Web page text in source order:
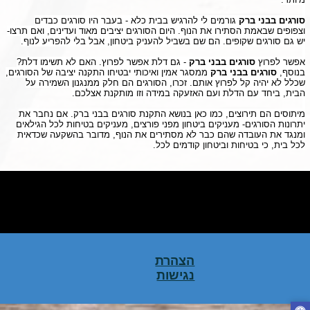
סורגים בבני ברק גורמים לי להרגיש בבית כלא- בעבר היו סורגים כבדים
וצפופים שבאמת הסתירו את הנוף. היום הסורגים יציבים מאוד ועדינים, ואם תרצו-
יש גם סורגים שקופים. הם שם בשביל להעניק ביטחון, אבל בלי להפריע לנוף.
אפשר לפרוץ סורגים בבני ברק - גם דלת אפשר לפרוץ. האם לא תשימו דלת?
בנוסף, סורגים בבני ברק ממסגר אמין ואיכותי יבטיחו התקנה יציבה של הסורגים,
שכלל לא יהיה קל לפרוץ אותם. זכרו, הסורגים הם חלק ממנגנון השמירה על
הבית, ביחד עם הדלת ועם האזעקה במידה וזו מותקנת אצלכם.
מיתוסים הם תירוצים, כמו כאן בנושא התקנת סורגים בבני ברק. אם נחבר את
יתרונות הסורגים- מעניקים ביטחון מפני פורצים, מעניקים בטיחות לכל הגילאים
ומנגד את העובדה שהם כבר לא מסתירים את הנוף, מדובר בהשקעה שכדאית
לכל בית, כי בטיחות וביטחון קודמים לכל.
הצהרת
נגישות